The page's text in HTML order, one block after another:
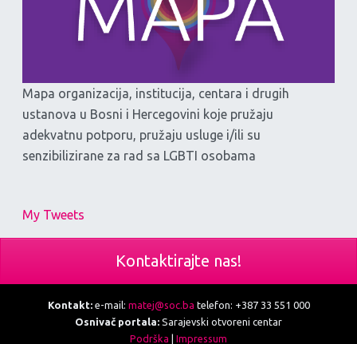
Mapa organizacija, institucija, centara i drugih
ustanova u Bosni i Hercegovini koje pružaju
adekvatnu potporu, pružaju usluge i/ili su
senzibilizirane za rad sa LGBTI osobama
My Tweets
Kontaktirajte nas!
Kontakt:e-mail: matej@soc.ba telefon: +387 33 551 000
Osnivač portala: Sarajevski otvoreni centar
Podrška
Impressum